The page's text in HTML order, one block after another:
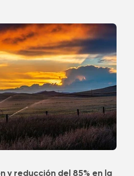
y reducción del 85% en la